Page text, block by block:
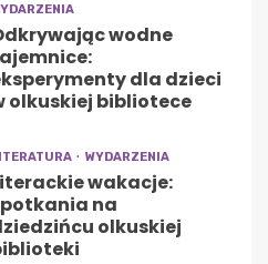
wodne
dla dzieci
olkuskiej bibliotece
WYDARZENIA
wakacje:
na
olkuskiej